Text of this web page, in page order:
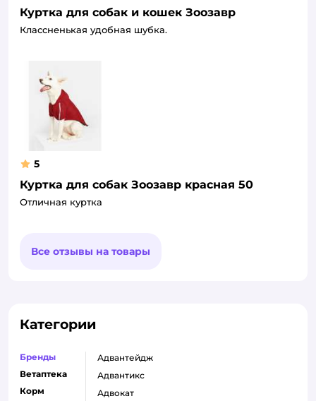
Куртка для собак и кошек Зоозавр
Классненькая удобная шубка.
5
Куртка для собак Зоозавр красная 50
Отличная куртка
Все отзывы на товары
Категории
Бренды
Ветаптека
Корм
адвантейдж
адвантикс
адвокат